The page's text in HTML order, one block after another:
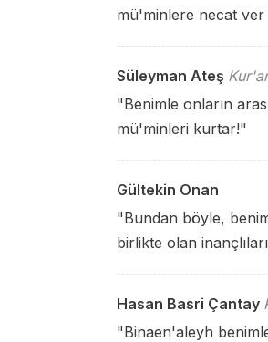
mü'minlere necat ver
Süleyman Ateş
"Benimle onların
mü'minleri kurtar!"
Gültekin Onan
"Bundan böyle,
birlikte olan
Hasan Basri Çantay
"Binaen'aleyh